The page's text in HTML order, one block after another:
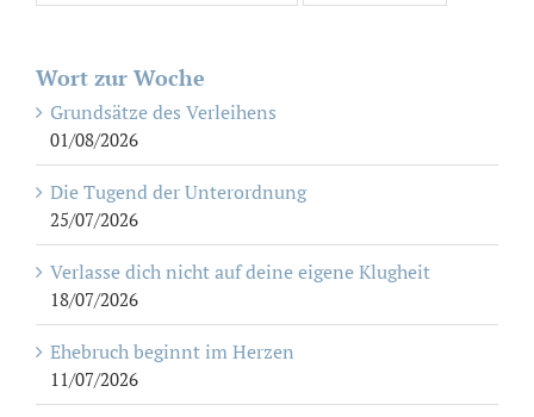
Wort zur Woche
Grundsätze des Verleihens
01/08/2026
Die Tugend der Unterordnung
25/07/2026
Verlasse dich nicht auf deine eigene Klugheit
18/07/2026
Ehebruch beginnt im Herzen
11/07/2026